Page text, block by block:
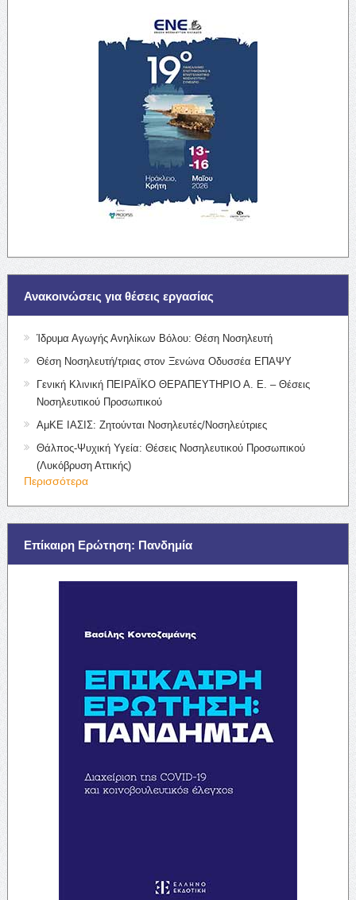
Ανακοινώσεις για θέσεις εργασίας
Ίδρυμα Αγωγής Ανηλίκων Βόλου: Θέση Νοσηλευτή
Θέση Νοσηλευτή/τριας στον Ξενώνα Οδυσσέα ΕΠΑΨΥ
Γενική Κλινική ΠΕΙΡΑΪΚΟ ΘΕΡΑΠΕΥΤΗΡΙΟ Α. Ε. – Θέσεις
Νοσηλευτικού Προσωπικού
ΑμΚΕ ΙΑΣΙΣ: Ζητούνται Νοσηλευτές/Νοσηλεύτριες
Θάλπος-Ψυχική Υγεία: Θέσεις Νοσηλευτικού Προσωπικού
(Λυκόβρυση Αττικής)
Περισσότερα
Επίκαιρη Ερώτηση: Πανδημία